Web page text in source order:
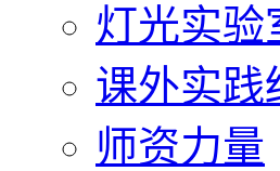
灯光实验
课外实践
师资力量